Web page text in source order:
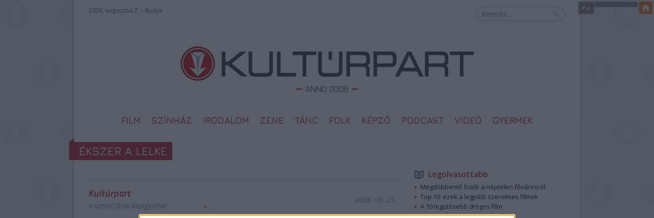
2026. augusztus 7. – Ibolya
FILM SZÍNHÁZ IRODALOM ZENE TÁNC FOLK KÉPZŐ PODCAST VIDEÓ GYERMEK
ÉKSZER A LELKE
Kultúrpart
a szerző friss bejegyzései
2008. 09. 23.
Legolvasottabb
Megdöbbentő fotók a néptelen fővárosról
Top 10: ezek a legjobb szerelmes filmek
A 10 legütősebb drogos film
Megjöttek a meztelen hősnők